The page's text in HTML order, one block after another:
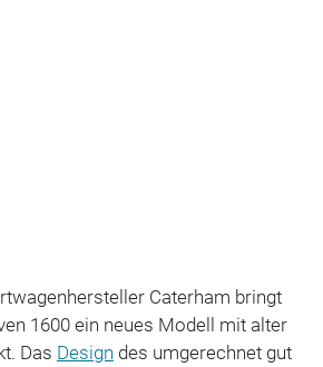
Caterham bringt
1600 ein neues Modell mit alter
Das Design des umgerechnet gut